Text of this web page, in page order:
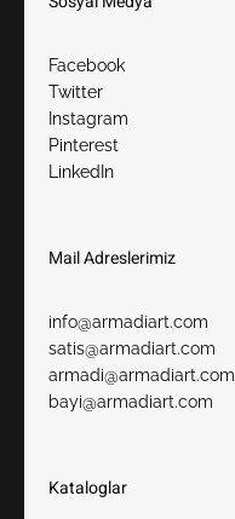
Facebook
Twitter
Instagram
Pinterest
LinkedIn
Mail Adreslerimiz​
info@armadiart.com
satis@armadiart.com
armadi@armadiart.com
bayi@armadiart.com
Kataloglar